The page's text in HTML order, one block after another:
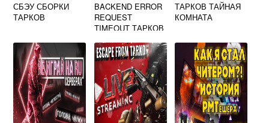
СБЭУ СБОРКИ
ТАРКОВ
BACKEND ERROR
REQUEST
TIMEOUT ТАРКОВ
ТАРКОВ ТАЙНАЯ
КОМНАТА